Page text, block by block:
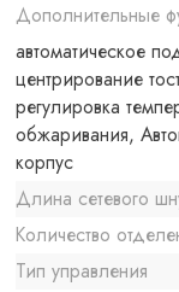
Дополнительные
автоматическое
центрирование
регулировка
обжаривания,
корпус
Длина сетевого
Количество
Тип управления